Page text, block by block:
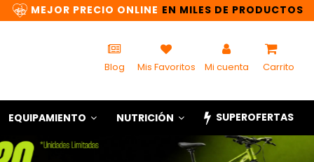
MEJOR PRECIO ONLINE EN MILES DE PRODUCTOS
Blog Mis Favoritos Mi cuenta Carrito
EQUIPAMIENTO NUTRICIÓN SUPEROFERTAS